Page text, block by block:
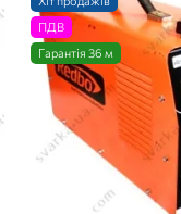
ПДВ
Гарантія 36 м